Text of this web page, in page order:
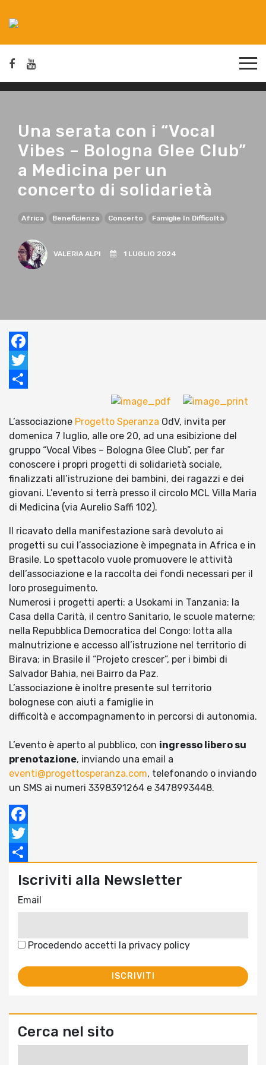
Una serata con i “Vocal
Vibes – Bologna Glee Club”
a Medicina per un
concerto di solidarietà
Africa Beneficienza Concerto Famiglie In Difficoltà
VALERIA ALPI 1 LUGLIO 2024
Facebook
Twitter
L’associazione Progetto Speranza OdV, invita per
domenica 7 luglio, alle ore 20, ad una esibizione del
gruppo “Vocal Vibes – Bologna Glee Club”, per far
conoscere i propri progetti di solidarietà sociale,
finalizzati all’istruzione dei bambini, dei ragazzi e dei
giovani. L’evento si terrà presso il circolo MCL Villa Maria
di Medicina (via Aurelio Saffi 102).
Il ricavato della manifestazione sarà devoluto ai
progetti su cui l’associazione è impegnata in Africa e in
Brasile. Lo spettacolo vuole promuovere le attività
dell’associazione e la raccolta dei fondi necessari per il
loro proseguimento.
Numerosi i progetti aperti: a Usokami in Tanzania: la
Casa della Carità, il centro Sanitario, le scuole materne;
nella Repubblica Democratica del Congo: lotta alla
malnutrizione e accesso all’istruzione nel territorio di
Birava; in Brasile il “Projeto crescer”, per i bimbi di
Salvador Bahia, nei Bairro da Paz.
L’associazione è inoltre presente sul territorio
bolognese con aiuti a famiglie in
difficoltà e accompagnamento in percorsi di autonomia.
L’evento è aperto al pubblico, con ingresso libero su
prenotazione, inviando una email a
eventi@progettosperanza.com, telefonando o inviando
un SMS ai numeri 3398391264 e 3478993448.
Facebook
Twitter
Iscriviti alla Newsletter
Email
Procedendo accetti la privacy policy
Cerca nel sito